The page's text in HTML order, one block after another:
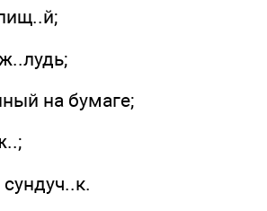
на бумаге;